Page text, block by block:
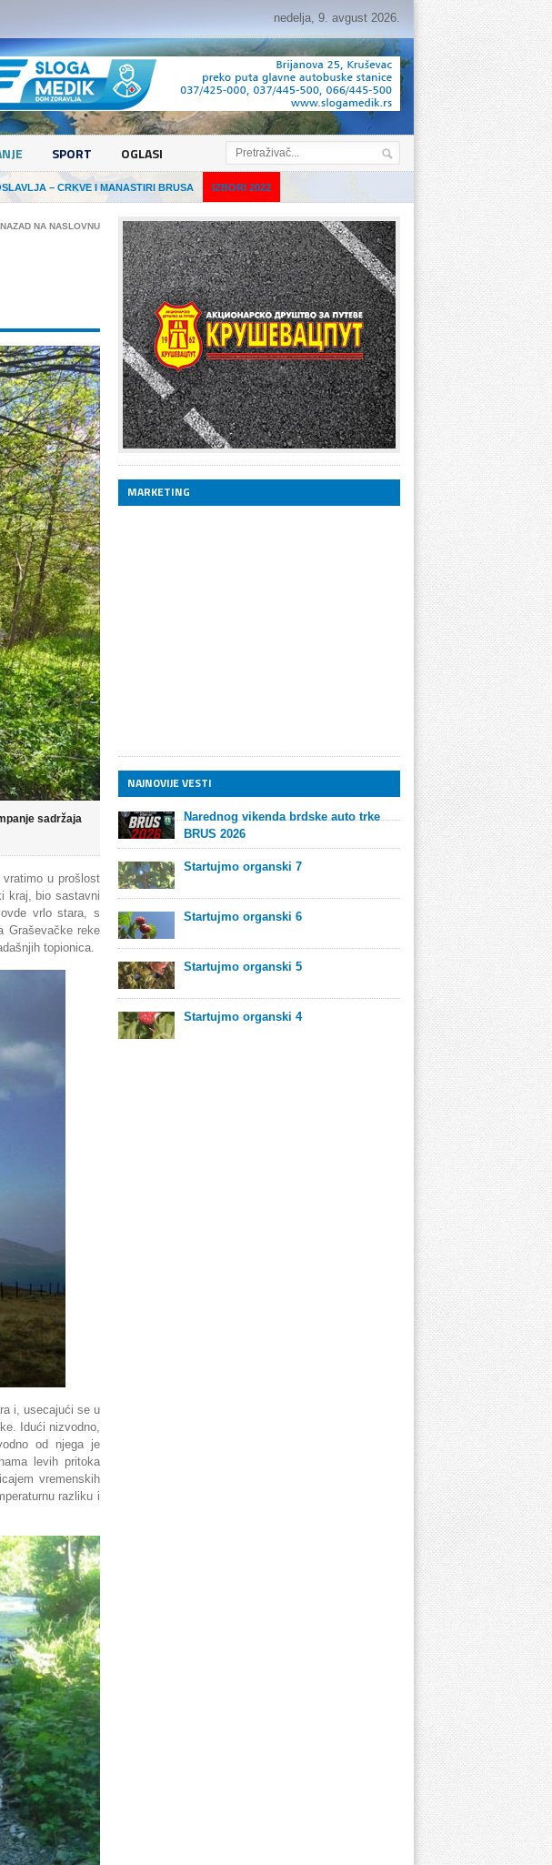
nedelja, 9. avgust 2026.
SPORT OGLASI
– CRKVE I MANASTIRI BRUSA IZBORI 2022
NAZAD NA NASLOVNU
sadržaja
u prošlost
kraj, bio sastavni
vrlo stara, s
Graševačke reke
topionica.
i, usecajući se u
Idući nizvodno,
od njega je
levih pritoka
vremenskih
razliku i
MARKETING
NAJNOVIJE VESTI
Narednog vikenda brdske auto trke
BRUS 2026
Startujmo organski 7
Startujmo organski 6
Startujmo organski 5
Startujmo organski 4